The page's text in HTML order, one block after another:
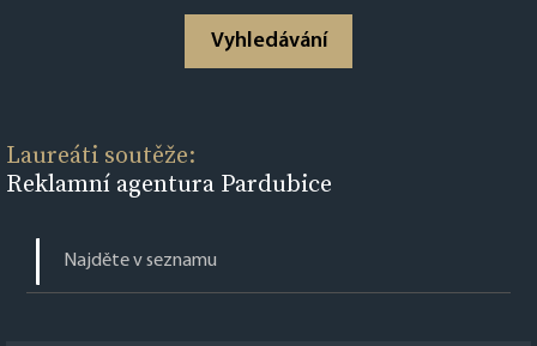
Vyhledávání
Laureáti soutěže:
Reklamní agentura Pardubice